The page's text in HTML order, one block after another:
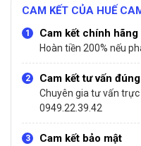
CAM KẾT CỦA HUẾ
Cam kết chính hãng
Hoàn tiền 200% nếu
Cam kết tư vấn đúng
Chuyên gia tư vấn
0949.22.39.42
Cam kết bảo mật